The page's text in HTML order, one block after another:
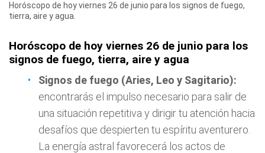
Horóscopo de hoy viernes 26 de junio para los signos de fuego,
tierra, aire y agua.
Horóscopo de hoy viernes 26 de junio para los
signos de fuego, tierra, aire y agua
Signos de fuego (Aries, Leo y Sagitario):
encontrarás el impulso necesario para salir de
una situación repetitiva y dirigir tu atención hacia
desafíos que despierten tu espíritu aventurero.
La energía astral favorecerá los actos de